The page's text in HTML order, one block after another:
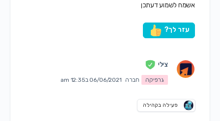
אשמח לשמוע דעתכן
עזר לך?
צילי
גרפיקה חברה 06/06/2021 ב12:35 am
פעילה בקהילה